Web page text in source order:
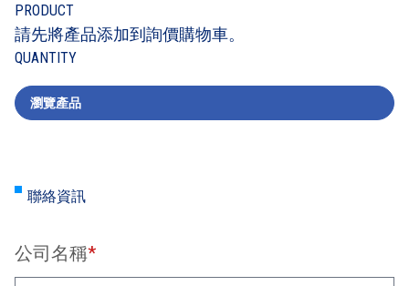
PRODUCT
請先將產品添加到詢價購物車。
QUANTITY
瀏覽產品
聯絡資訊
公司名稱*